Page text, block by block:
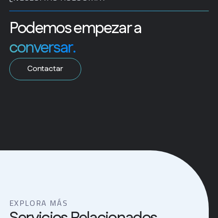
Podemos empezar a
conversar.
Contactar
EXPLORA MÁS